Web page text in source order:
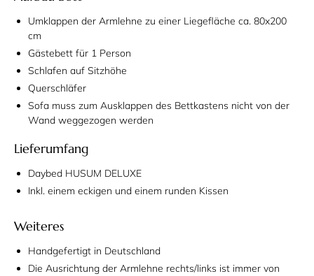
Umklappen der Armlehne zu einer Liegefläche ca. 80x200
cm
Gästebett für 1 Person
Schlafen auf Sitzhöhe
Querschläfer
Sofa muss zum Ausklappen des Bettkastens nicht von der
Wand weggezogen werden
Lieferumfang
Daybed HUSUM DELUXE
Inkl. einem eckigen und einem runden Kissen
Weiteres
Handgefertigt in Deutschland
Die Ausrichtung der Armlehne rechts/links ist immer von